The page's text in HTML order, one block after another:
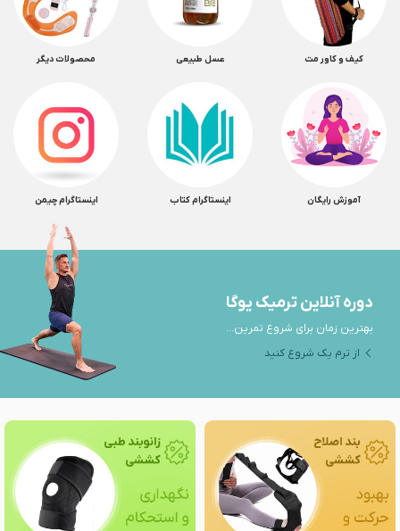
کیف و کاور مت عسل طبیعی محصولات دیگر
آموزش رایگان اینستاگرام کتاب اینستاگرام چیمن
دوره آنلاین ترمیک یوگا
بهترین زمان برای شروع تمرین...
از ترم یک شروع کنید